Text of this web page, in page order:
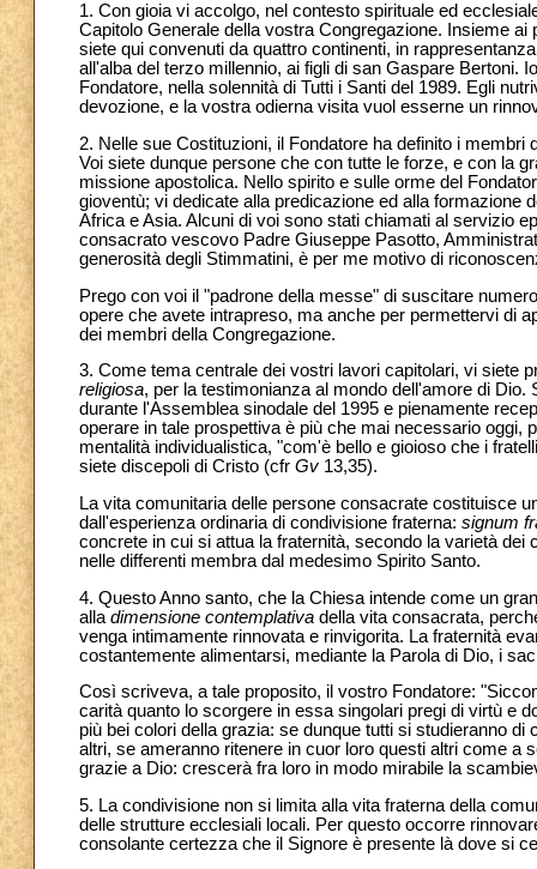
1. Con gioia vi accolgo, nel contesto spirituale ed
Capitolo Generale della vostra Congregazione. Insieme
siete qui convenuti da quattro continenti, in
all'alba del terzo millennio, ai figli di san Gaspare Bertoni.
Fondatore, nella solennità di Tutti i Santi del 1989. Egli
devozione, e la vostra odierna visita vuol esserne un
2. Nelle sue Costituzioni, il Fondatore ha definito i membri
Voi siete dunque persone che con tutte le forze, e con la
missione apostolica. Nello spirito e sulle orme del
gioventù; vi dedicate alla predicazione ed alla formazione
Africa e Asia. Alcuni di voi sono stati chiamati al servizio
consacrato vescovo Padre Giuseppe Pasotto,
generosità degli Stimmatini, è per me motivo di
Prego con voi il "padrone della messe" di suscitare
opere che avete intrapreso, ma anche per permettervi di
dei membri della Congregazione.
3. Come tema centrale dei vostri lavori capitolari, vi siete
religiosa, per la testimonianza al mondo dell'amore di
durante l'Assemblea sinodale del 1995 e pienamente
operare in tale prospettiva è più che mai necessario oggi,
mentalità individualistica, "com'è bello e gioioso che i
siete discepoli di Cristo (cfr Gv 13,35).
La vita comunitaria delle persone consacrate costituisce
dall'esperienza ordinaria di condivisione fraterna: signum
concrete in cui si attua la fraternità, secondo la varietà
nelle differenti membra dal medesimo Spirito Santo.
4. Questo Anno santo, che la Chiesa intende come un
alla dimensione contemplativa della vita consacrata,
venga intimamente rinnovata e rinvigorita. La fraternità
costantemente alimentarsi, mediante la Parola di Dio, i
Così scriveva, a tale proposito, il vostro Fondatore:
carità quanto lo scorgere in essa singolari pregi di virtù e
più bei colori della grazia: se dunque tutti si studieranno
altri, se ameranno ritenere in cuor loro questi altri come a
grazie a Dio: crescerà fra loro in modo mirabile la
5. La condivisione non si limita alla vita fraterna della
delle strutture ecclesiali locali. Per questo occorre
consolante certezza che il Signore è presente là dove si